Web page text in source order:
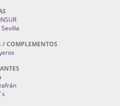
/ COMPLEMENTOS